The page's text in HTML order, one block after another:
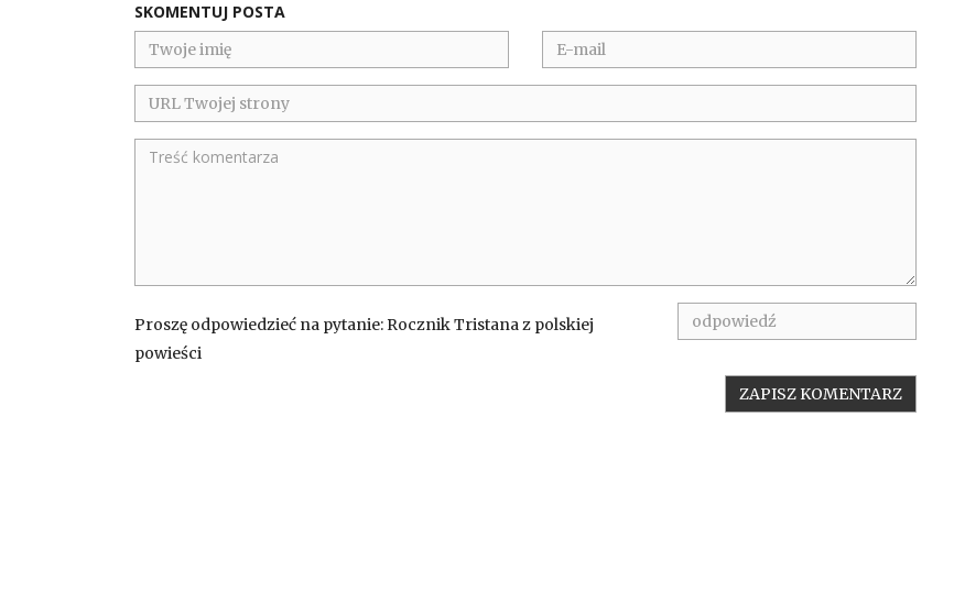
SKOMENTUJ POSTA
Proszę odpowiedzieć na pytanie: Rocznik Tristana z polskiej
powieści